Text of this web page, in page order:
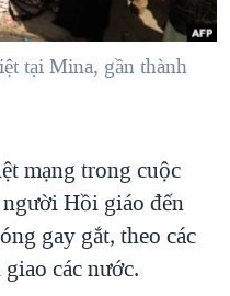
NAM
VIỆT NAM
VIỆT NAM
HẢI SÂM
tại Mina, gần thành
mạng trong cuộc
Hồi giáo đến
gay gắt, theo các
các nước.